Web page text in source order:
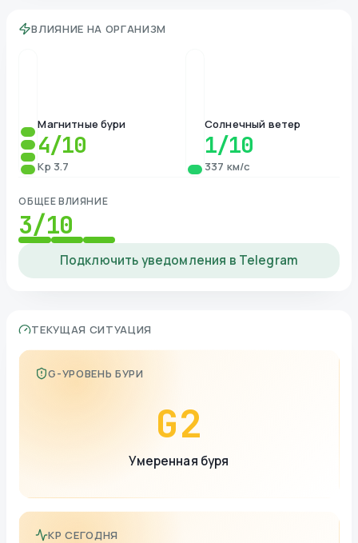
ВЛИЯНИЕ НА ОРГАНИЗМ
Магнитные бури
4/10
Kp 3.7
Солнечный ветер
1/10
337 км/с
ОБЩЕЕ ВЛИЯНИЕ
3/10
Подключить уведомления в Telegram
ТЕКУЩАЯ СИТУАЦИЯ
G-УРОВЕНЬ БУРИ
G2
Умеренная буря
KP СЕГОДНЯ